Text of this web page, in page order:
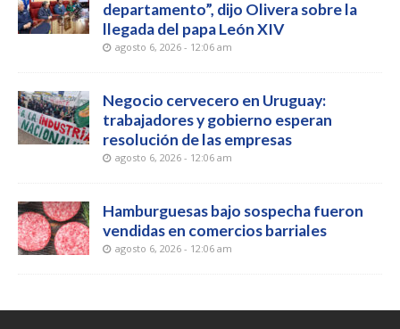
departamento”, dijo Olivera sobre la
llegada del papa León XIV
agosto 6, 2026 - 12:06 am
Negocio cervecero en Uruguay:
trabajadores y gobierno esperan
resolución de las empresas
agosto 6, 2026 - 12:06 am
Hamburguesas bajo sospecha fueron
vendidas en comercios barriales
agosto 6, 2026 - 12:06 am